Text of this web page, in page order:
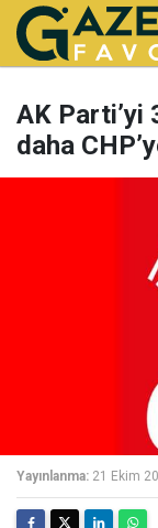
AK Parti’yi
daha
Yayınlanma: 21 Ekim